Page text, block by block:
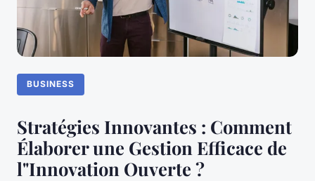
BUSINESS
Stratégies Innovantes : Comment
Élaborer une Gestion Efficace de
l"Innovation Ouverte ?